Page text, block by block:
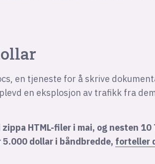
en tjeneste for å skrive
en eksplosjon av trafikk fra
HTML-filer i mai, og nesten 10
5.000 dollar i båndbredde, forteller